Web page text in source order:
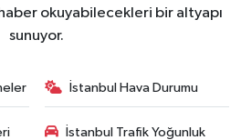
haber okuyabilecekleri bir altyapı
sunuyor.
İstanbul Hava Durumu
İstanbul Trafik Yoğunluk